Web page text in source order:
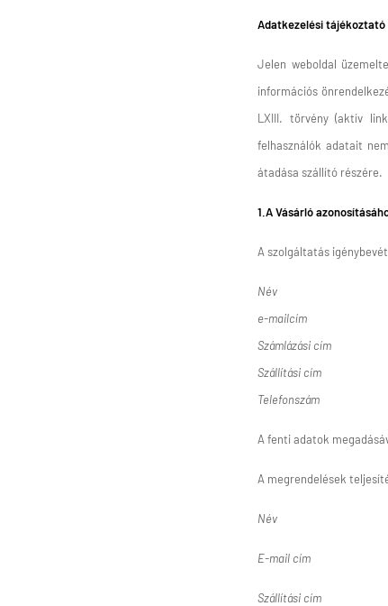
Adatkezelési tájékoztató
Jelen weboldal
információs
LXIII. törvény (aktív
felhasználók adatait
átadása szállító részére.
1.A Vásárló
A szolgáltatás
Név
e-mailcím
Számlázási cím
Szállítási cím
Telefonszám
A fenti adatok
A megrendelések
Név
E-mail cím
Szállítási cím